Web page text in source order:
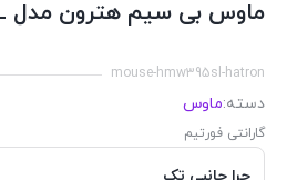
ماوس بی سیم هترون مدل HMW395SL
mouse-hmw395sl-hatron
دسته:ماوس
گارانتی فورتیم